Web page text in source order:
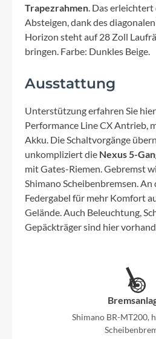
Trapezrahmen. Das
Absteigen, dank des
Horizon steht auf 28 Zoll
bringen. Farbe: Dunkles Beige.
Ausstattung
Unterstützung erfahren Sie
Performance Line CX Antrieb,
Akku. Die Schaltvorgänge
unkompliziert die Nexus 5-
mit Gates-Riemen. Gebremst
Shimano Scheibenbremsen.
Federgabel für mehr Komfort
Gelände. Auch Beleuchtung,
Gepäckträger sind hier
Shimano BR-MT200,